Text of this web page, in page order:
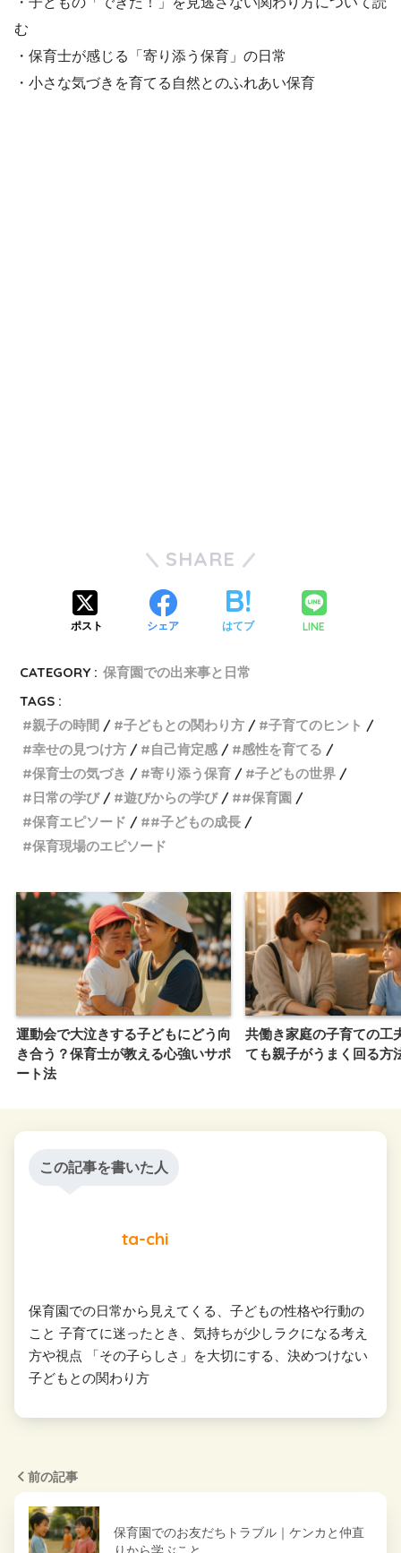
む
・保育士が感じる「寄り添う保育」の日常
・小さな気づきを育てる自然とのふれあい保育
SHARE
ポスト シェア はてブ LINE
CATEGORY : 保育園での出来事と日常
TAGS :
親子の時間
子どもとの関わり方
子育てのヒント
幸せの見つけ方
自己肯定感
感性を育てる
保育士の気づき
寄り添う保育
子どもの世界
日常の学び
遊びからの学び
#保育園
保育エピソード
#子どもの成長
保育現場のエピソード
運動会で大泣きする子どもにどう向
き合う？保育士が教える心強いサポ
ート法
共働き家庭の子育ての工
ても親子がうまく回る方
この記事を書いた人
ta-chi
保育園での日常から見えてくる、子どもの性格や行動の
こと 子育てに迷ったとき、気持ちが少しラクになる考え
方や視点 「その子らしさ」を大切にする、決めつけない
子どもとの関わり方
前の記事
保育園でのお友だちトラブル｜ケンカと仲直